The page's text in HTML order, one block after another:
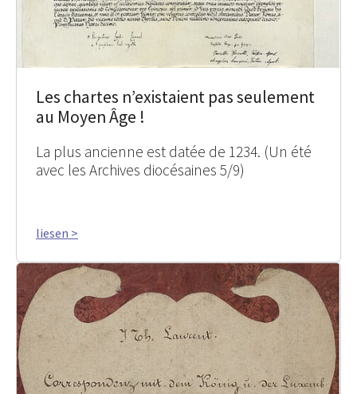
Les chartes n’existaient pas seulement
au Moyen Âge !
La plus ancienne est datée de 1234. (Un été
avec les Archives diocésaines 5/9)
liesen >